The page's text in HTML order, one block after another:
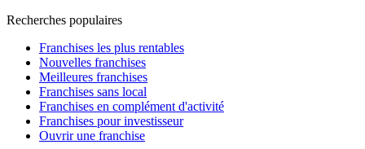
Recherches populaires
Franchises les plus rentables
Nouvelles franchises
Meilleures franchises
Franchises sans local
Franchises en complément d'activité
Franchises pour investisseur
Ouvrir une franchise